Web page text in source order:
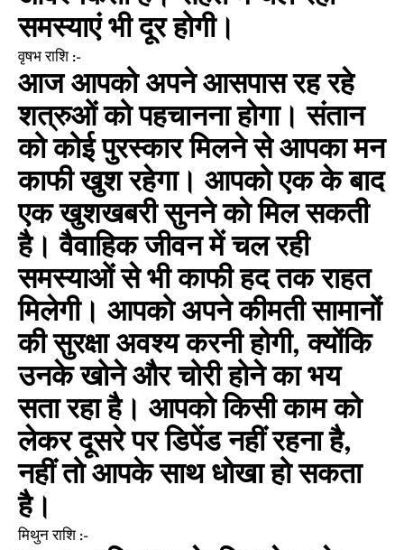
समस्याएं भी दूर होगी।
वृषभ राशि :-
आज आपको अपने आसपास रह रहे
शत्रुओं को पहचानना होगा। संतान
को कोई पुरस्कार मिलने से आपका मन
काफी खुश रहेगा। आपको एक के बाद
एक खुशखबरी सुनने को मिल सकती
है। वैवाहिक जीवन में चल रही
समस्याओं से भी काफी हद तक राहत
मिलेगी। आपको अपने कीमती सामानों
की सुरक्षा अवश्य करनी होगी, क्योंकि
उनके खोने और चोरी होने का भय
सता रहा है। आपको किसी काम को
लेकर दूसरे पर डिपेंड नहीं रहना है,
नहीं तो आपके साथ धोखा हो सकता
है।
मिथुन राशि :-